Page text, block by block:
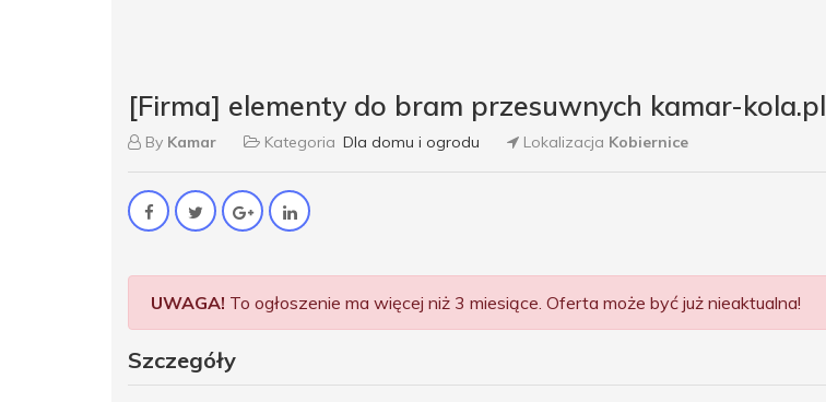
[Firma] elementy do bram przesuwnych kamar-kola.pl
By Kamar Kategoria Dla domu i ogrodu Lokalizacja Kobiernice
UWAGA! To ogłoszenie ma więcej niż 3 miesiące. Oferta może być już nieaktualna!
Szczegóły